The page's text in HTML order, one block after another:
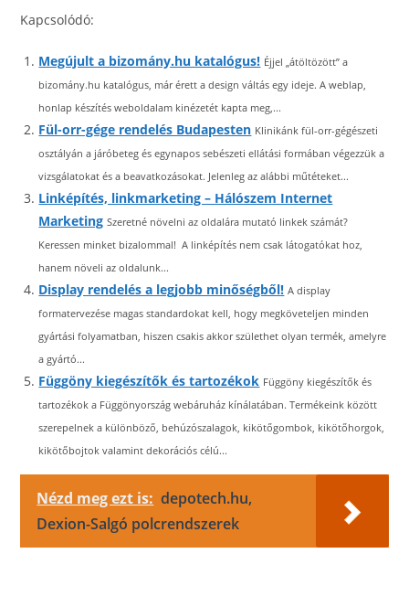
Kapcsolódó:
Megújult a bizomány.hu katalógus! Éjjel „átöltözött” a
bizomány.hu katalógus, már érett a design váltás egy ideje. A weblap,
honlap készítés weboldalam kinézetét kapta meg,...
Fül-orr-gége rendelés Budapesten Klinikánk fül-orr-gégészeti
osztályán a járóbeteg és egynapos sebészeti ellátási formában végezzük a
vizsgálatokat és a beavatkozásokat. Jelenleg az alábbi műtéteket...
Linképítés, linkmarketing – Hálószem Internet
Marketing Szeretné növelni az oldalára mutató linkek számát?
Keressen minket bizalommal! A linképítés nem csak látogatókat hoz,
hanem növeli az oldalunk...
Display rendelés a legjobb minőségből! A display
formatervezése magas standardokat kell, hogy megköveteljen minden
gyártási folyamatban, hiszen csakis akkor születhet olyan termék, amelyre
a gyártó...
Függöny kiegészítők és tartozékok Függöny kiegészítők és
tartozékok a Függönyország webáruház kínálatában. Termékeink között
szerepelnek a különböző, behúzószalagok, kikötőgombok, kikötőhorgok,
kikötőbojtok valamint dekorációs célú...
Nézd meg ezt is: depotech.hu,
Dexion-Salgó polcrendszerek